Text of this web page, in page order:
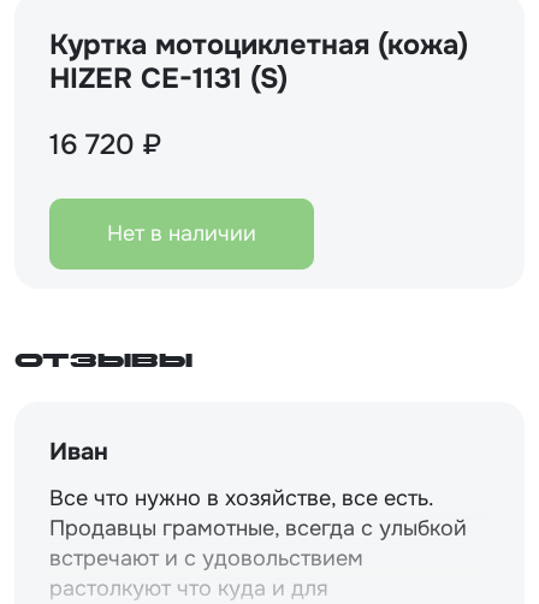
Куртка мотоциклетная (кожа)
HIZER CE-1131 (S)
16 720 ₽
Нет в наличии
Отзывы
Иван
Все что нужно в хозяйстве, все есть.
Продавцы грамотные, всегда с улыбкой
встречают и с удовольствием
растолкуют что куда и для